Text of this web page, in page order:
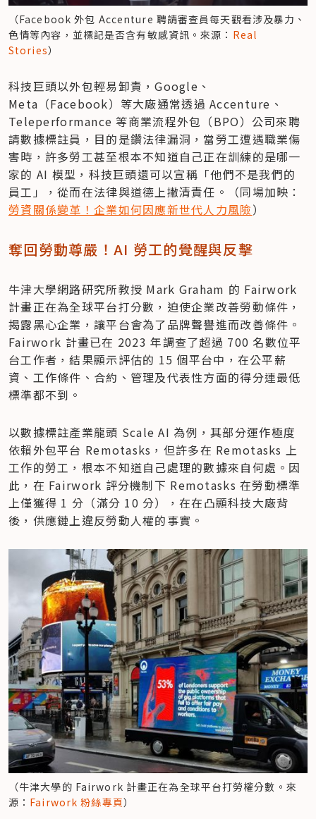
（Facebook 外包 Accenture 聘請審查員每天觀看涉及暴力、
色情等內容，並標記是否含有敏感資訊。來源： Real
Stories）
科技巨頭以外包輕易卸責，Google、
Meta（Facebook）等大廠通常透過 Accenture、
Teleperformance 等商業流程外包（BPO）公司來聘
請數據標註員，目的是鑽法律漏洞，當勞工遭遇職業傷
害時，許多勞工甚至根本不知道自己正在訓練的是哪一
家的 AI 模型，科技巨頭還可以宣稱「他們不是我們的
員工」，從而在法律與道德上撇清責任。（同場加映：
勞資關係變革！企業如何因應新世代人力風險）
奪回勞動尊嚴！AI 勞工的覺醒與反擊
牛津大學網路研究所教授 Mark Graham 的 Fairwork
計畫正在為全球平台打分數，迫使企業改善勞動條件，
揭露黑心企業，讓平台會為了品牌聲譽進而改善條件。
Fairwork 計畫已在 2023 年調查了超過 700 名數位平
台工作者，結果顯示評估的 15 個平台中，在公平薪
資、工作條件、合約、管理及代表性方面的得分連最低
標準都不到。
以數據標註產業龍頭 Scale AI 為例，其部分運作極度
依賴外包平台 Remotasks，但許多在 Remotasks 上
工作的勞工，根本不知道自己處理的數據來自何處。因
此，在 Fairwork 評分機制下 Remotasks 在勞動標準
上僅獲得 1 分（滿分 10 分），在在凸顯科技大廠背
後，供應鏈上違反勞動人權的事實。
（牛津大學的 Fairwork 計畫正在為全球平台打勞權分數。來
源： Fairwork 粉絲專頁）